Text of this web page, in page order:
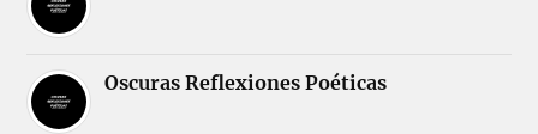
Oscuras Reflexiones Poéticas